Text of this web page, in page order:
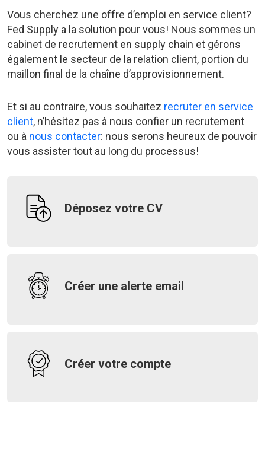
Vous cherchez une offre d’emploi en service client?
Fed Supply a la solution pour vous! Nous sommes un
cabinet de recrutement en supply chain et gérons
également le secteur de la relation client, portion du
maillon final de la chaîne d’approvisionnement.
Et si au contraire, vous souhaitez recruter en service
client, n’hésitez pas à nous confier un recrutement
ou à nous contacter: nous serons heureux de pouvoir
vous assister tout au long du processus!
Déposez votre CV
Créer une alerte email
Créer votre compte